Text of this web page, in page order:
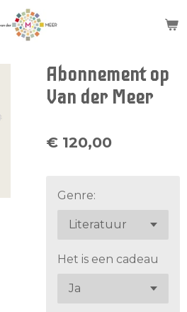
Abonnement op
Van der Meer
€ 120,00
Genre:
Het is een cadeau